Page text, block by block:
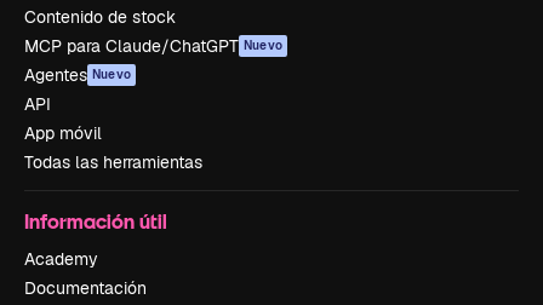
Contenido de stock
MCP para Claude/ChatGPT Nuevo
Agentes Nuevo
API
App móvil
Todas las herramientas
Información útil
Academy
Documentación